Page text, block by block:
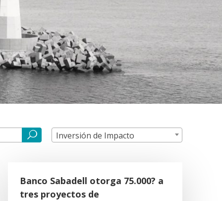
Inversión de Impacto
Banco Sabadell otorga 75.000? a
tres proyectos de